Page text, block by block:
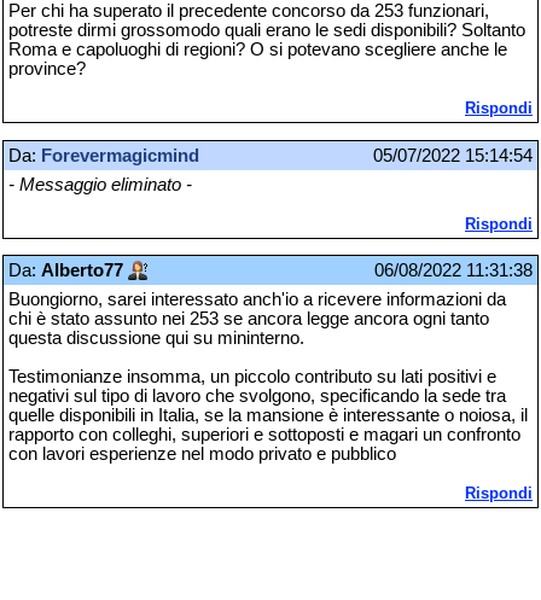
Per chi ha superato il precedente concorso da 253 funzionari,
potreste dirmi grossomodo quali erano le sedi disponibili? Soltanto
Roma e capoluoghi di regioni? O si potevano scegliere anche le
province?
Rispondi
Da: Forevermagicmind
05/07/2022 15:14:54
- Messaggio eliminato -
Rispondi
Da: Alberto77
06/08/2022 11:31:38
Buongiorno, sarei interessato anch'io a ricevere informazioni da
chi è stato assunto nei 253 se ancora legge ancora ogni tanto
questa discussione qui su mininterno.
Testimonianze insomma, un piccolo contributo su lati positivi e
negativi sul tipo di lavoro che svolgono, specificando la sede tra
quelle disponibili in Italia, se la mansione è interessante o noiosa, il
rapporto con colleghi, superiori e sottoposti e magari un confronto
con lavori esperienze nel modo privato e pubblico
Rispondi